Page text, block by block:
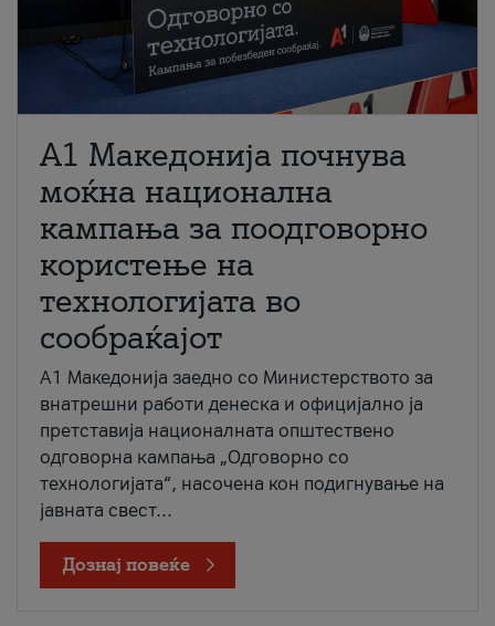
A1 Македонија почнува
моќна национална
кампања за поодговорно
користење на
технологијата во
сообраќајот
A1 Македонија заедно со Министерството за
внатрешни работи денеска и официјално ја
претставија националната општествено
одговорна кампања „Одговорно со
технологијата“, насочена кон подигнување на
јавната свест...
Дознај повеќе